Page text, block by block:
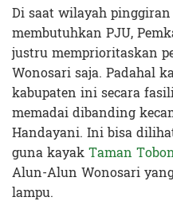
Di saat wilayah
membutuhkan PJU,
justru memprioritaskan
Wonosari saja. Padahal
kabupaten ini secara
memadai dibanding
Handayani. Ini bisa
guna kayakTaman
Alun-Alun Wonosari
lampu.